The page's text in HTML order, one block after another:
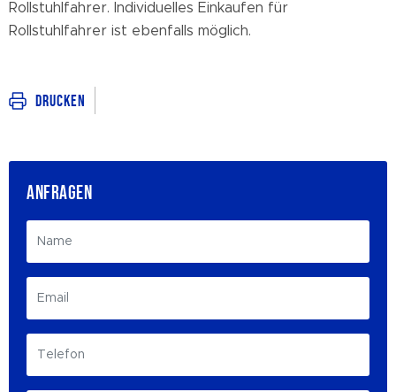
Rollstuhlfahrer. Individuelles Einkaufen für
Rollstuhlfahrer ist ebenfalls möglich.
Drucken
ANFRAGEN